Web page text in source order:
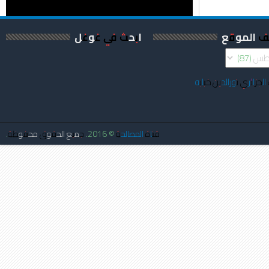
الموقع
نورالدين خبابه
ابحث في غوغل
قناة المصالحة© 2016. جميع الحقوق محفوظة.